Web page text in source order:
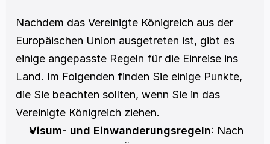
Nachdem das Vereinigte Königreich aus der
Europäischen Union ausgetreten ist, gibt es
einige angepasste Regeln für die Einreise ins
Land. Im Folgenden finden Sie einige Punkte,
die Sie beachten sollten, wenn Sie in das
Vereinigte Königreich ziehen.
Visum- und Einwanderungsregeln: Nach